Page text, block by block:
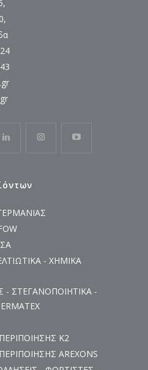
- ΧΗΜΙΚΑ
- ΣΤΕΓΑΝΟΠΟΙΗΤΙΚΑ -
K2
AREXONS